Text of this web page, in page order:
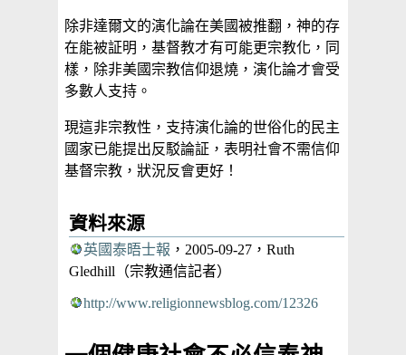
除非達爾文的演化論在美國被推翻，神的存
在能被証明，基督教才有可能更宗教化，同
樣，除非美國宗教信仰退燒，演化論才會受
多數人支持。
現這非宗教性，支持演化論的世俗化的民主
國家已能提出反駁論証，表明社會不需信仰
基督宗教，狀況反會更好！
資料來源
英國泰晤士報 ，2005-09-27，Ruth
Gledhill（宗教通信記者）
http://www.religionnewsblog.com/12326